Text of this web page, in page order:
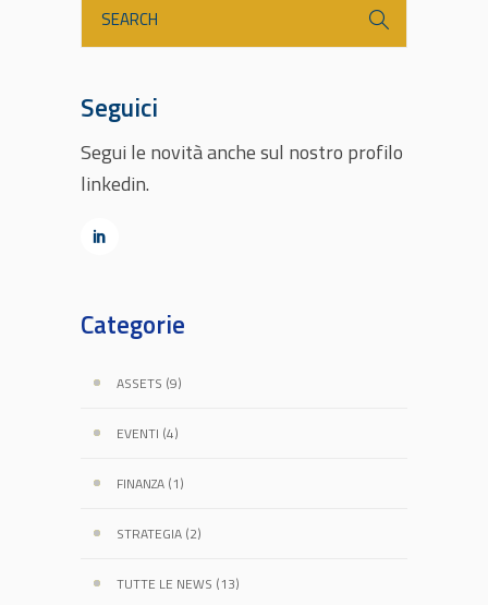
Seguici
Segui le novità anche sul nostro profilo
linkedin.
Categorie
ASSETS (9)
EVENTI (4)
FINANZA (1)
STRATEGIA (2)
TUTTE LE NEWS (13)